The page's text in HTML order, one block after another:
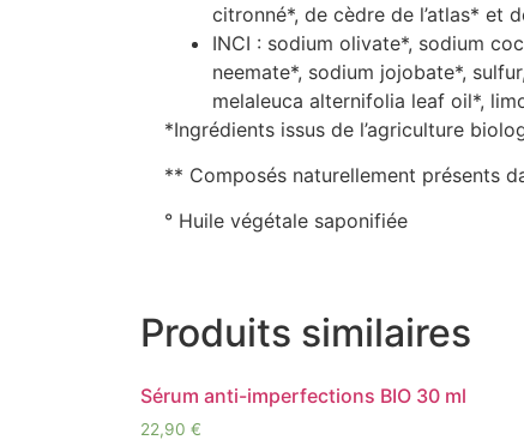
citronné*, de cèdre de l’atlas* et
INCI : sodium olivate*, sodium
neemate*, sodium jojobate*,
melaleuca alternifolia leaf oil*,
*Ingrédients issus de l’agriculture
** Composés naturellement présents
° Huile végétale saponifiée
Produits similaires
Sérum anti-imperfections BIO 30 ml
22,90 €